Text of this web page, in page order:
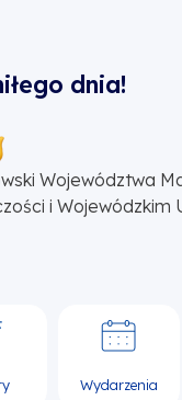
dnia!
Województwa
i
Wydarzenia